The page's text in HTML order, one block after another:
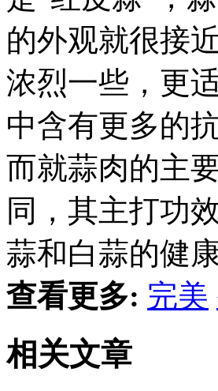
的外观就很接
浓烈一些，更
中含有更多的
而就蒜肉的主
同，其主打功
蒜和白蒜的健
查看更多: 完美
相关文章